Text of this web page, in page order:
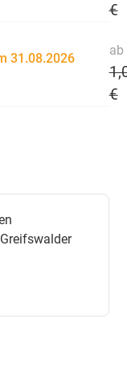
€
31.08.2026
ab
€